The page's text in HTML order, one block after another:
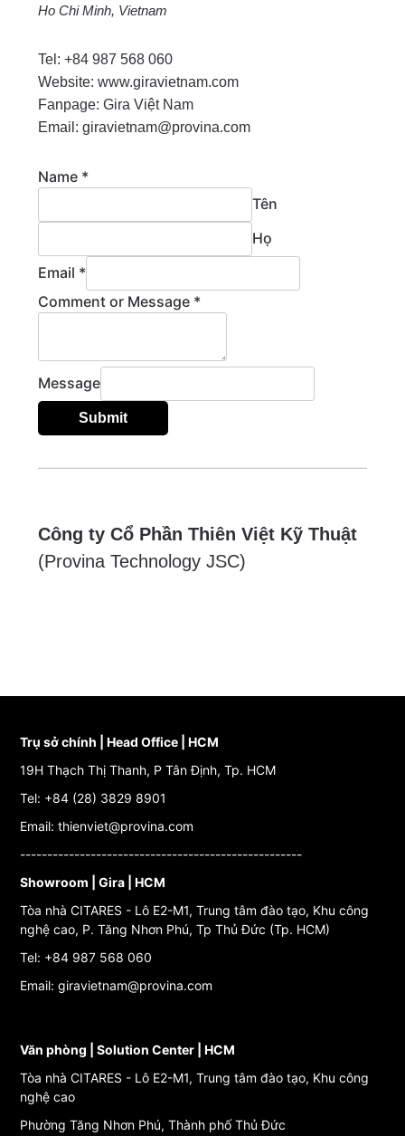
Ho Chi Minh, Vietnam
Tel: +84 987 568 060
Website: www.giravietnam.com
Fanpage: Gira Việt Nam
Email: giravietnam@provina.com
Name *
Tên
Họ
Email *
Comment or Message *
Message
Submit
Công ty Cổ Phần Thiên Việt Kỹ Thuật
(Provina Technology JSC)
Trụ sở chính | Head Office | HCM
19H Thạch Thị Thanh, P Tân Định, Tp. HCM
Tel: +84 (28) 3829 8901
Email: thienviet@provina.com
----------------------------------------------------
Showroom | Gira | HCM
Tòa nhà CITARES - Lô E2-M1, Trung tâm đào tạo, Khu công
nghệ cao, P. Tăng Nhơn Phú, Tp Thủ Đức (Tp. HCM)
Tel: +84 987 568 060
Email: giravietnam@provina.com
Văn phòng | Solution Center | HCM
Tòa nhà CITARES - Lô E2-M1, Trung tâm đào tạo, Khu công
nghệ cao
Phường Tăng Nhơn Phú, Thành phố Thủ Đức